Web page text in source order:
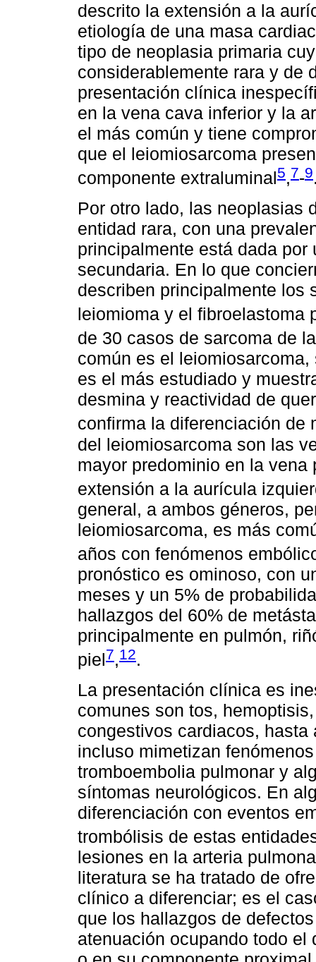
descrito la extensión a la
etiología de una masa
tipo de neoplasia primaria
considerablemente rara y de
presentación clínica
en la vena cava inferior y la
el más común y tiene
que el leiomiosarcoma
componente extraluminal5,7-9
Por otro lado, las neoplasias
entidad rara, con una
principalmente está dada
secundaria. En lo que
describen principalmente los
leiomioma y el fibroelastoma
de 30 casos de sarcoma de
común es el
es el más estudiado y
desmina y reactividad de
confirma la diferenciación de
del leiomiosarcoma son las
mayor predominio en la
extensión a la aurícula
general, a ambos géneros,
leiomiosarcoma, es más
años con fenómenos
pronóstico es ominoso, con
meses y un 5% de
hallazgos del 60% de
principalmente en pulmón,
piel7,12.
La presentación clínica es
comunes son tos,
congestivos cardiacos,
incluso mimetizan
tromboembolia pulmonar y
síntomas neurológicos. En
diferenciación con eventos
trombólisis de estas
lesiones en la arteria
literatura se ha tratado de
clínico a diferenciar; es el
que los hallazgos de
atenuación ocupando todo